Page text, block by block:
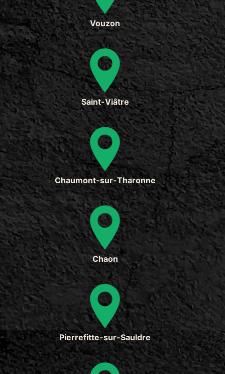
Vouzon
Saint-Viâtre
Chaumont-sur-Tharonne
Chaon
Pierrefitte-sur-Sauldre